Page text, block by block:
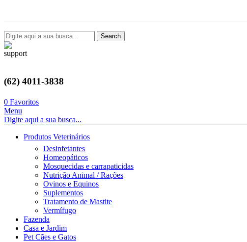
Search
(62) 4011-3838
0 Favoritos
Menu
Digite aqui a sua busca...
Produtos Veterinários
Desinfetantes
Homeopáticos
Mosquecidas e carrapaticidas
Nutrição Animal / Rações
Ovinos e Equinos
Suplementos
Tratamento de Mastite
Vermífugo
Fazenda
Casa e Jardim
Pet Cães e Gatos